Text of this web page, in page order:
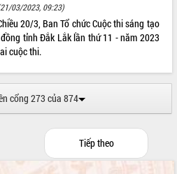
03/2023, 09:23)
20/3, Ban Tổ chức Cuộc thi sáng tạo
tỉnh Đắk Lắk lần thứ 11 - năm 2023
cuộc thi.
cổng 273 của 874
Tiếp theo